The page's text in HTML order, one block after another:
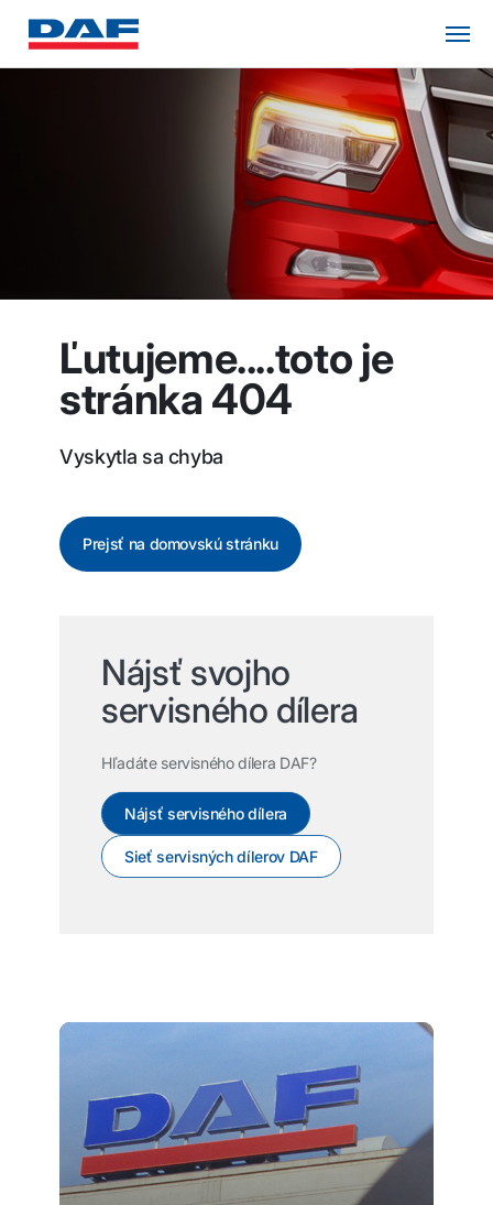
Ľutujeme....toto je
stránka 404
Vyskytla sa chyba
Prejsť na domovskú stránku
Nájsť svojho
servisného dílera
Hľadáte servisného dílera DAF?
Nájsť servisného dílera
Sieť servisných dílerov DAF